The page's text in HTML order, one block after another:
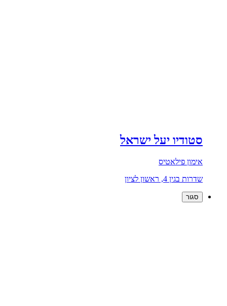
סטודיו יעל ישראל
אימון פילאטיס
שדרות בגין 4, ראשון לציון
סגור